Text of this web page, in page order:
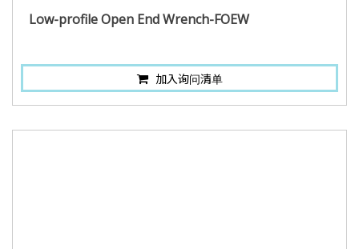
Low-profile Open End Wrench-FOEW
加入询问清单